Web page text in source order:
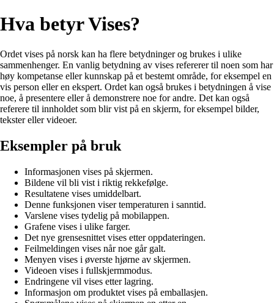
Hva betyr Vises?
Ordet vises på norsk kan ha flere betydninger og brukes i ulike
sammenhenger. En vanlig betydning av vises refererer til noen som har
høy kompetanse eller kunnskap på et bestemt område, for eksempel en
vis person eller en ekspert. Ordet kan også brukes i betydningen å vise
noe, å presentere eller å demonstrere noe for andre. Det kan også
referere til innholdet som blir vist på en skjerm, for eksempel bilder,
tekster eller videoer.
Eksempler på bruk
Informasjonen vises på skjermen.
Bildene vil bli vist i riktig rekkefølge.
Resultatene vises umiddelbart.
Denne funksjonen viser temperaturen i sanntid.
Varslene vises tydelig på mobilappen.
Grafene vises i ulike farger.
Det nye grensesnittet vises etter oppdateringen.
Feilmeldingen vises når noe går galt.
Menyen vises i øverste hjørne av skjermen.
Videoen vises i fullskjermmodus.
Endringene vil vises etter lagring.
Informasjon om produktet vises på emballasjen.